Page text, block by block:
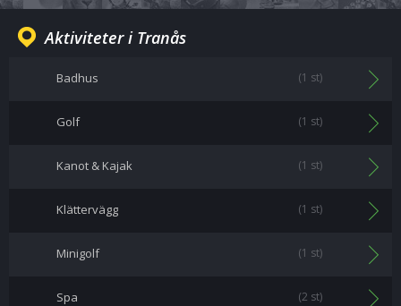
Aktiviteter i Tranås
Badhus (1 st)
Golf (1 st)
Kanot & Kajak (1 st)
Klättervägg (1 st)
Minigolf (1 st)
Spa (2 st)